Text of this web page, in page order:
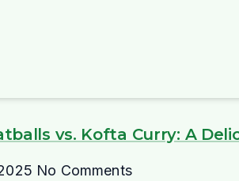
vs. Kofta Curry: A
No Comments